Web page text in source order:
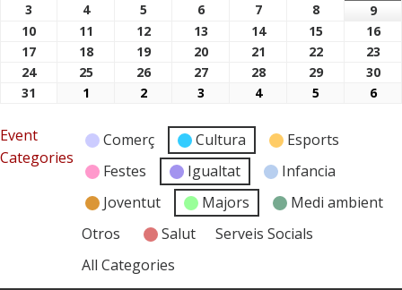
3
03/08/2026
404/08/2026
5 05/08/2026
6 06/08/2026
7 07/08/2026
8 08/08/2026
909/
10 10/08/2026
11 11/08/2026
12 12/08/2026
13 13/08/2026
1414/08/2026
15 15/08/2026
16
17 17/08/2026
18 18/08/2026
19 19/08/2026
20 20/08/2026
21 21/08/2026
22 22/08/2026
23
24 24/08/2026
25 25/08/2026
26 26/08/2026
27 27/08/2026
28 28/08/2026
29 29/08/2026
30
31
31/08/2026
1 01/09/2026
2 02/09/2026
3 03/09/2026
404/09/2026
5 05/09/2026
606/
Event
Categories
Comerç Cultura
Esports
Festes
Igualtat
Infancia
Joventut
Majors
Medi ambient
Otros
Salut
Serveis Socials
All Categories